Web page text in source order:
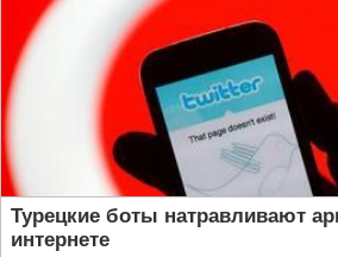
Турецкие боты натравливают
интернете